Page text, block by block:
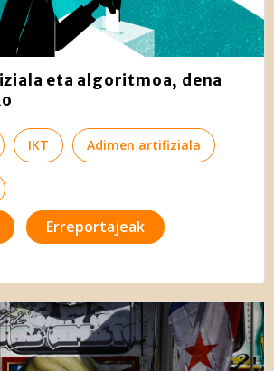
eta algoritmoa, dena
IKT Adimen artifiziala
Erreportajeak